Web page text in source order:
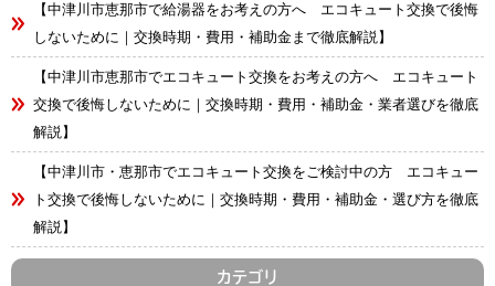
【中津川市恵那市で給湯器をお考えの方へ エコキュート交換で後悔
しないために｜交換時期・費用・補助金まで徹底解説】
【中津川市恵那市でエコキュート交換をお考えの方へ エコキュート
交換で後悔しないために｜交換時期・費用・補助金・業者選びを徹底
解説】
【中津川市・恵那市でエコキュート交換をご検討中の方 エコキュー
ト交換で後悔しないために｜交換時期・費用・補助金・選び方を徹底
解説】
カテゴリ